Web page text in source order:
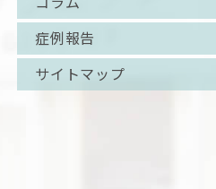
症例報告
サイトマップ